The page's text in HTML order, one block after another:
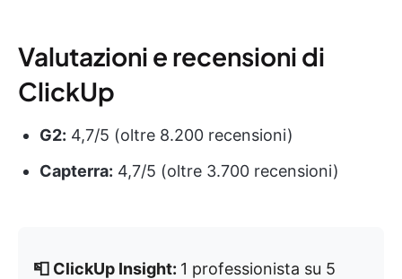
Valutazioni e recensioni di
ClickUp
G2: 4,7/5 (oltre 8.200 recensioni)
Capterra: 4,7/5 (oltre 3.700 recensioni)
📮 ClickUp Insight: 1 professionista su 5